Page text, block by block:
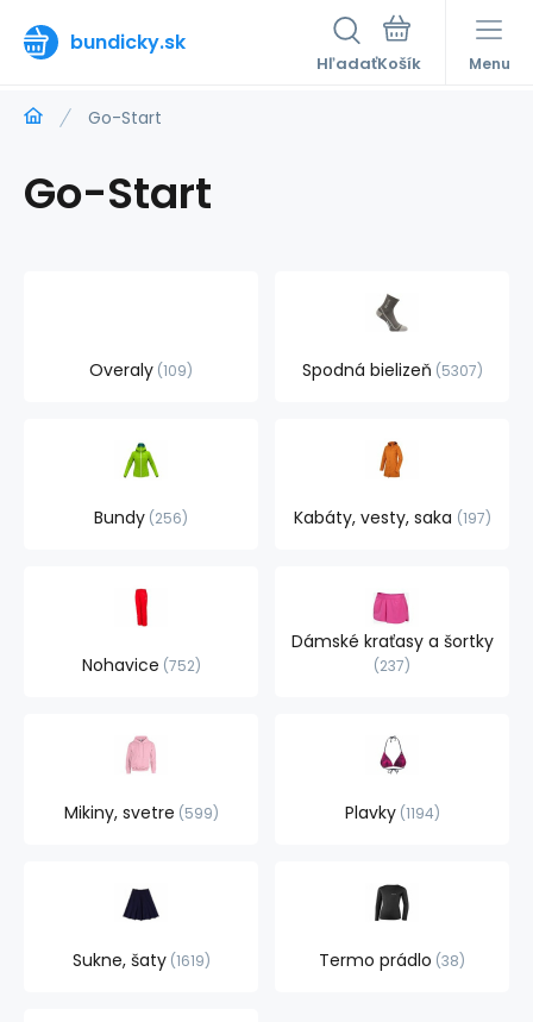
bundicky.sk
Hľadať Menu
Go-Start
Go-Start
Overaly 109 Spodná bielizeň 5307
Bundy 256 Kabáty, vesty, saka 197
Nohavice 752
Dámské kraťasy a šortky
237
Mikiny, svetre 599 Plavky 1194
Sukne, šaty 1619 Termo prádlo 38